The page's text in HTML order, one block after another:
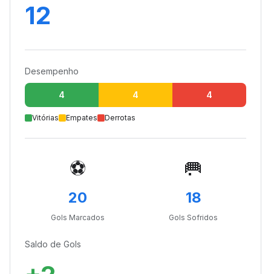
12
Desempenho
4 4 4
Vitórias Empates Derrotas
⚽
20
Gols Marcados
🥅
18
Gols Sofridos
Saldo de Gols